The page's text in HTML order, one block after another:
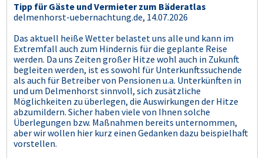
Tipp für Gäste und Vermieter zum Bäderatlas
delmenhorst-uebernachtung.de, 14.07.2026
Das aktuell heiße Wetter belastet uns alle und kann im
Extremfall auch zum Hindernis für die geplante Reise
werden. Da uns Zeiten großer Hitze wohl auch in Zukunft
begleiten werden, ist es sowohl für Unterkunftssuchende
als auch für Betreiber von Pensionen u.a. Unterkünften in
und um Delmenhorst sinnvoll, sich zusätzliche
Möglichkeiten zu überlegen, die Auswirkungen der Hitze
abzumildern. Sicher haben viele von Ihnen solche
Überlegungen bzw. Maßnahmen bereits unternommen,
aber wir wollen hier kurz einen Gedanken dazu beispielhaft
vorstellen.